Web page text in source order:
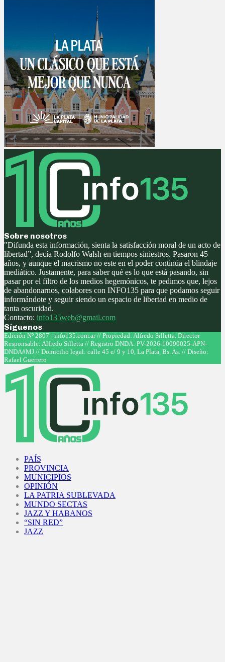
Sobre nosotros
"Difunda esta información, sienta la satisfacción moral de un acto de
libertad”, decía Rodolfo Walsh en tiempos siniestros. Pasaron 45
años, y aunque el macrismo no este en el poder continúa el blindaje
mediático. Justamente, para saber qué es lo que está pasando, sin
pasar por el filtro de los medios hegemónicos, te pedimos que, lejos
de abandonarnos, colabores con INFO135 para que podamos seguir
informándote y seguir siendo un espacio de libertad en medio de
tanta oscuridad.
Contacto: info135web@gmail.com
Síguenos
Facebook
Twitter
Instagram
Youtube
Edición Nº 2807 - info135.com.ar // Propiedad: Alfredo Silletta. Director
Responsable: Alfredo Silletta // Registro DNDA: PV-2026-10090025-APN-
DNDA#MJ // Domicilio legal: calle 45 e/ 9 y 10, La Plata, Bs. As. // Diseño:
Rafael Guerrero
PAÍS
PROVINCIA
MUNICIPIOS
OPINIÓN
LA PATRIA SUBLEVADA
MUNDO SECTAS
JAZZ Y HABANOS
“SIN RED”
JAZZ